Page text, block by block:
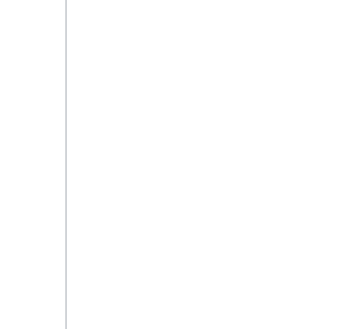
Ablenkung
Rastern
Sofern nicht anders